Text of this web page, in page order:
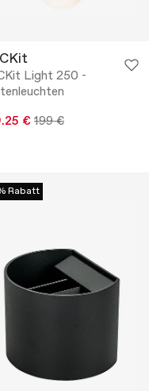
Light 250 -
€ 199 €
Rabatt